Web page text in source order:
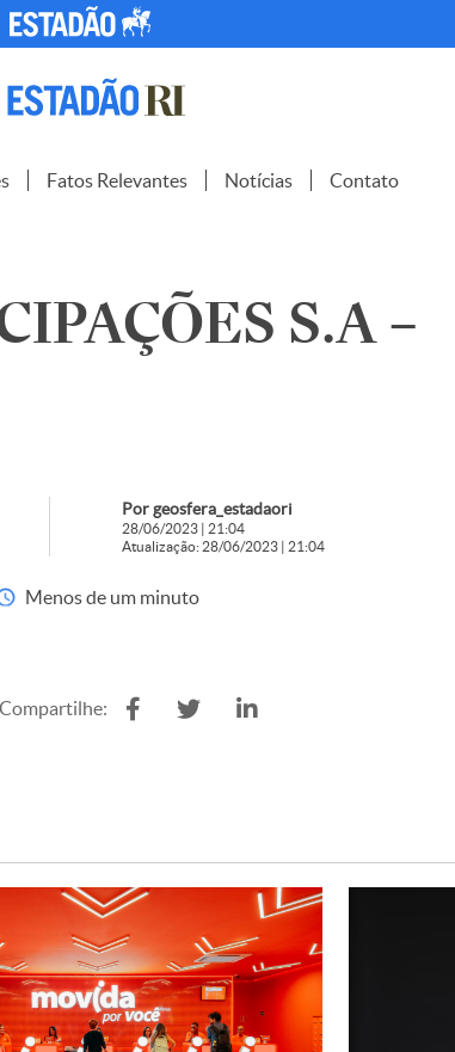
Fatos Relevantes Notícias Contato
S.A –
Por geosfera_estadaori
28/06/2023 | 21:04
Atualização: 28/06/2023 | 21:04
Menos de um minuto
Compartilhe: